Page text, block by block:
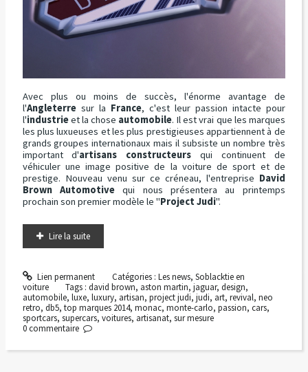
Avec plus ou moins de succès, l'énorme avantage de
l'Angleterresur la France, c'est leur passion intacte pour
l'industrieet la chose automobile. Il est vrai que les marques
les plus luxueuses et les plus prestigieuses appartiennent à de
grands groupes internationaux mais il subsiste un nombre très
important d'artisans constructeurs qui continuent de
véhiculer une image positive de la voiture de sport et de
prestige. Nouveau venu sur ce créneau, l'entreprise David
Brown Automotivequi nous présentera au printemps
prochain son premier modèle le "Project Judi".
Lire la suite
Lien permanent Catégories : Les news, Soblacktie en
voiture
Tags :david brown, aston martin,jaguar,design,
automobile, luxe, luxury, artisan, project judi, judi, art, revival, neo
retro, db5, top marques 2014, monac, monte-carlo, passion, cars,
sportcars, supercars, voitures, artisanat, sur mesure
0 commentaire